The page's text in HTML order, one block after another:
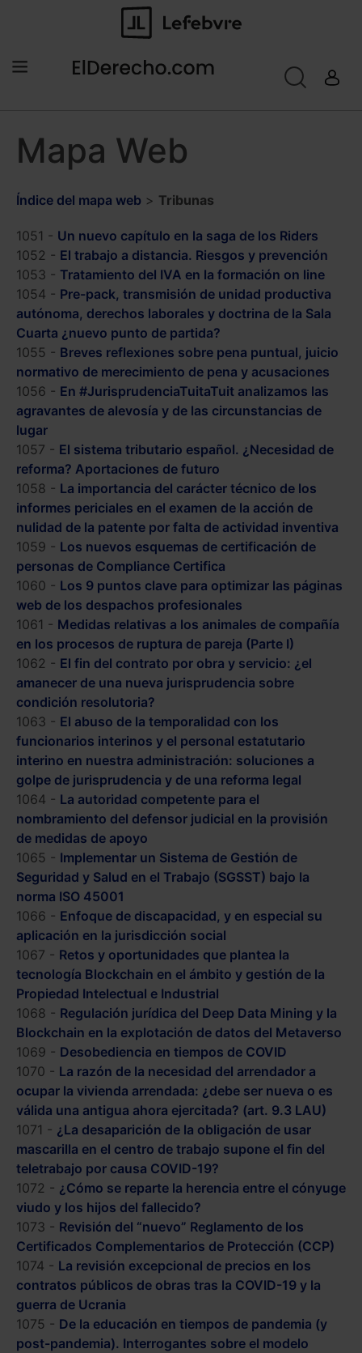
Mapa Web
Índice del mapa web > Tribunas
1051 - Un nuevo capítulo en la saga de los Riders
1052 - El trabajo a distancia. Riesgos y prevención
1053 - Tratamiento del IVA en la formación on line
1054 - Pre-pack, transmisión de unidad productiva
autónoma, derechos laborales y doctrina de la Sala
Cuarta ¿nuevo punto de partida?
1055 - Breves reflexiones sobre pena puntual, juicio
normativo de merecimiento de pena y acusaciones
1056 - En #JurisprudenciaTuitaTuit analizamos las
agravantes de alevosía y de las circunstancias de
lugar
1057 - El sistema tributario español. ¿Necesidad de
reforma? Aportaciones de futuro
1058 - La importancia del carácter técnico de los
informes periciales en el examen de la acción de
nulidad de la patente por falta de actividad inventiva
1059 - Los nuevos esquemas de certificación de
personas de Compliance Certifica
1060 - Los 9 puntos clave para optimizar las páginas
web de los despachos profesionales
1061 - Medidas relativas a los animales de compañía
en los procesos de ruptura de pareja (Parte I)
1062 - El fin del contrato por obra y servicio: ¿el
amanecer de una nueva jurisprudencia sobre
condición resolutoria?
1063 - El abuso de la temporalidad con los
funcionarios interinos y el personal estatutario
interino en nuestra administración: soluciones a
golpe de jurisprudencia y de una reforma legal
1064 - La autoridad competente para el
nombramiento del defensor judicial en la provisión
de medidas de apoyo
1065 - Implementar un Sistema de Gestión de
Seguridad y Salud en el Trabajo (SGSST) bajo la
norma ISO 45001
1066 - Enfoque de discapacidad, y en especial su
aplicación en la jurisdicción social
1067 - Retos y oportunidades que plantea la
tecnología Blockchain en el ámbito y gestión de la
Propiedad Intelectual e Industrial
1068 - Regulación jurídica del Deep Data Mining y la
Blockchain en la explotación de datos del Metaverso
1069 - Desobediencia en tiempos de COVID
1070 - La razón de la necesidad del arrendador a
ocupar la vivienda arrendada: ¿debe ser nueva o es
válida una antigua ahora ejercitada? (art. 9.3 LAU)
1071 - ¿La desaparición de la obligación de usar
mascarilla en el centro de trabajo supone el fin del
teletrabajo por causa COVID-19?
1072 - ¿Cómo se reparte la herencia entre el cónyuge
viudo y los hijos del fallecido?
1073 - Revisión del “nuevo” Reglamento de los
Certificados Complementarios de Protección (CCP)
1074 - La revisión excepcional de precios en los
contratos públicos de obras tras la COVID-19 y la
guerra de Ucrania
1075 - De la educación en tiempos de pandemia (y
post-pandemia). Interrogantes sobre el modelo